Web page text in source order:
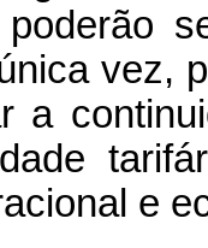
vez,
a
e